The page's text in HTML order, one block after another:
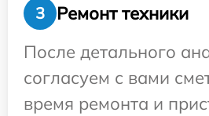
3
Ремонт техники
После детального
согласуем с вами
время ремонта и